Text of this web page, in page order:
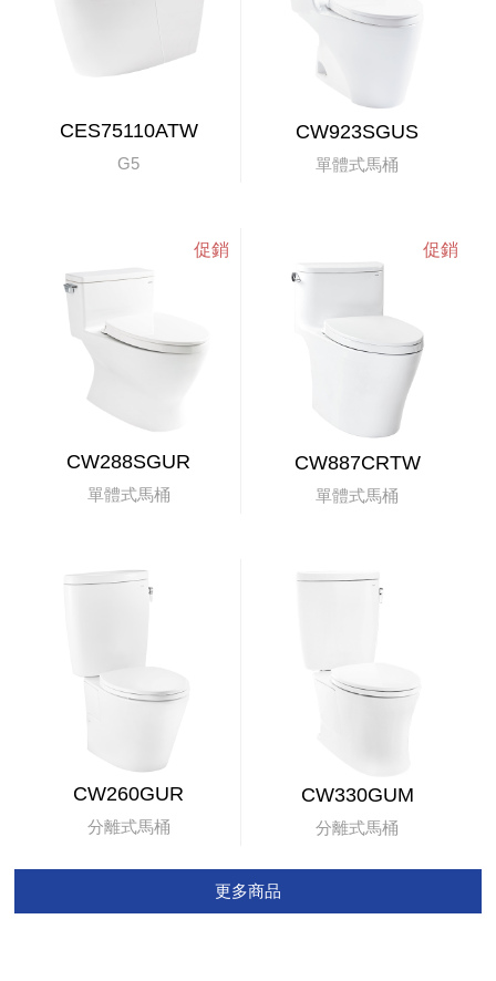
CES75110ATW
G5
CW923SGUS
單體式馬桶
CW288SGUR
單體式馬桶
CW887CRTW
單體式馬桶
CW260GUR
分離式馬桶
CW330GUM
分離式馬桶
更多商品